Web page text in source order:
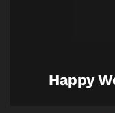
Happy